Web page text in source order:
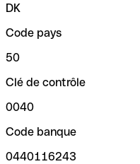
DK
Code pays
50
Clé de contrôle
0040
Code banque
0440116243